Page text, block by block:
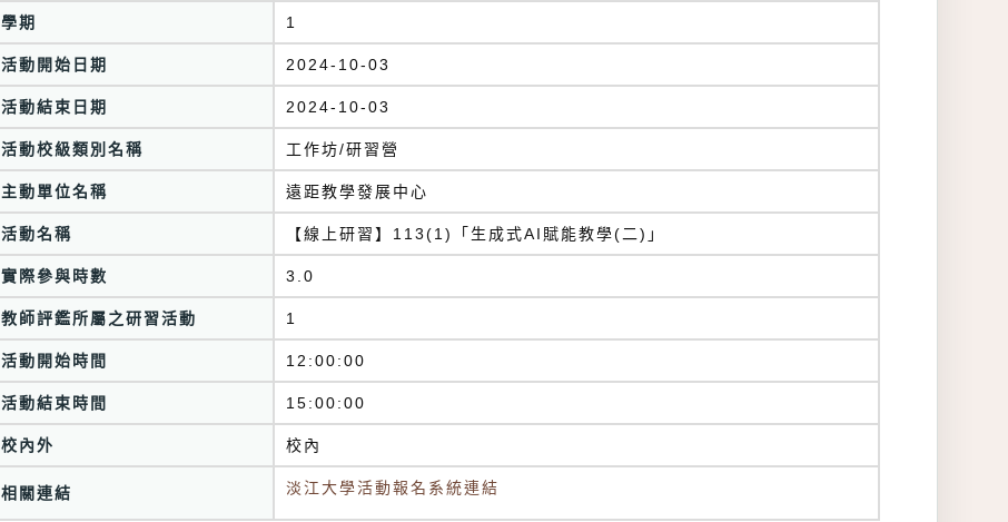
學期 1
活動開始日期 2024-10-03
活動結束日期 2024-10-03
活動校級類別名稱 工作坊/研習營
主動單位名稱 遠距教學發展中心
活動名稱 【線上研習】113(1)「生成式AI賦能教學(二)」
實際參與時數 3.0
教師評鑑所屬之研習活動 1
活動開始時間 12:00:00
活動結束時間 15:00:00
校內外 校內
相關連結 淡江大學活動報名系統連結